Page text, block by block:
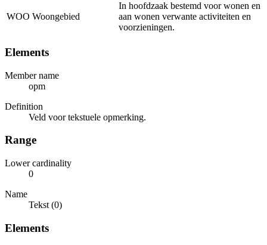
WOO Woongebied
In hoofdzaak bestemd voor wonen en
aan wonen verwante activiteiten en
voorzieningen.
Elements
Member name
opm
Definition
Veld voor tekstuele opmerking.
Range
Lower cardinality
0
Name
Tekst (0)
Elements